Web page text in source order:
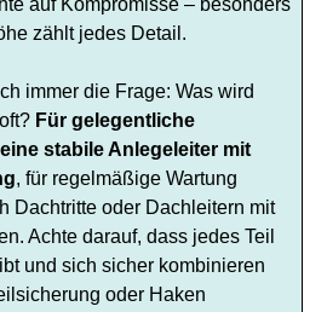
auf Kompromisse – besonders
zählt jedes Detail.
immer die Frage: Was wird
Für gelegentliche
stabile Anlegeleiter mit
, für regelmäßige Wartung
Dachtritte oder Dachleitern mit
Achte darauf, dass jedes Teil
und sich sicher kombinieren
oder Haken